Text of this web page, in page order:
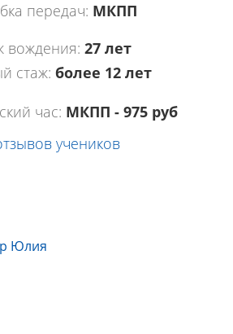
передач: МКПП
вождения: 27 лет
стаж: более 12 лет
час: МКПП - 975 руб
учеников